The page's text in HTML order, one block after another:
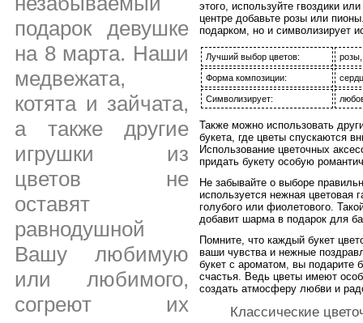
подарок девушке
на 8 марта. Наши
медвежата,
котята и зайчата,
а также другие
игрушки из
цветов не
оставят
равнодушной
Вашу любимую
или любимого,
согреют их
этого, используйте гвоздики
центре добавьте розы или
подарком, но и символизирует
Лучший выбор цветов:
Форма композиции:
Символизирует:
Также можно использовать
букета, где цветы спускаются
Использование цветочных
придать букету особую
Не забывайте о выборе
используется нежная цветовая
голубого или фиолетового.
добавит шарма в подарок для
Помните, что каждый букет
ваши чувства и нежные
букет с ароматом, вы подарите
счастья. Ведь цветы имеют
создать атмосферу любви и
Классические